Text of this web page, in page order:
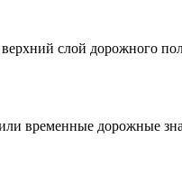
слой дорожного
временные дорожные